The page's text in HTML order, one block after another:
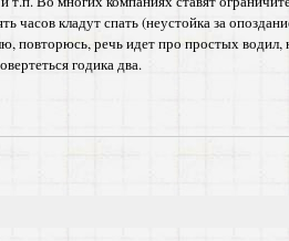
часов кладут спать (неустойка за
повторюсь, речь идет про простых водил,
годика два.